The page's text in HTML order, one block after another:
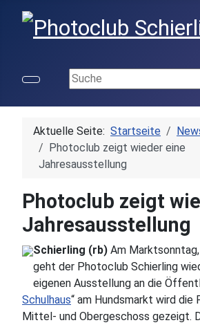
Suchen ...
Aktuelle Seite: Startseite
Photoclub zeigt wieder eine
Jahresausstellung
Photoclub zeigt
Jahresausstellung
Schierling (rb) Am
geht der Photoclub Schierling
eigenen Ausstellung an die
Schulhaus“ am Hundsmarkt wird die
Mittel- und Obergeschoss gezeigt.